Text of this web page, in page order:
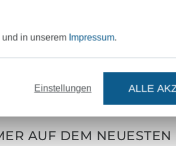
80000 zufriedene Kunden 36
AUF DEM NEUESTEN
und in unserem Impressum.
Einstellungen ALLE